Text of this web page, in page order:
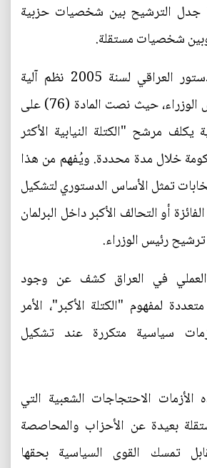
جدل الترشيح بين شخصيات حزبية
وبين شخصيات مستقلة.
على الرغم من الدستور العراقي لسنة 2005 نظم آلية
اختيار رئيس مجلس الوزراء، حيث نصت المادة (76) على
مرشح "الكتلة النيابية الأكثر
خلال مدة محددة. ويُفهم من هذا
تمثل الأساس الدستوري لتشكيل
أو التحالف الأكبر داخل البرلمان
رئيس الوزراء.
في العراق كشف عن وجود
لمفهوم "الكتلة الأكبر"، الأمر
سياسية متكررة عند تشكيل
الاحتجاجات الشعبية التي
بعيدة عن الأحزاب والمحاصصة
تمسك القوى السياسية بحقها